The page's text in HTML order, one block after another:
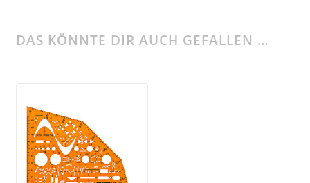
DAS KÖNNTE DIR AUCH GEFALLEN …